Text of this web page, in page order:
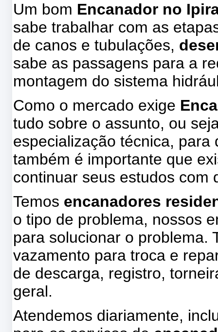
Um bom Encanador no
sabe trabalhar com as
de canos e tubulações,
sabe as passagens para a
montagem do sistema
Como o mercado exige
tudo sobre o assunto, ou
especialização técnica,
também é importante que
continuar seus estudos com
Temos encanadores
o tipo de problema, nossos
para solucionar o problema.
vazamento para troca e
de descarga, registro,
geral.
Atendemos diariamente,